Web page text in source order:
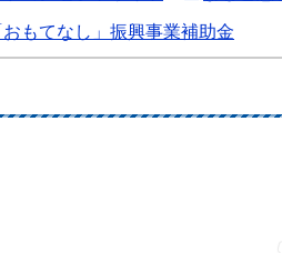
もてなし」振興事業補助金